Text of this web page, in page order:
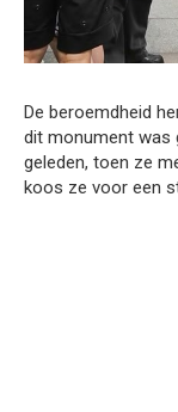
De beroemdheid
dit monument was
geleden, toen ze
koos ze voor een